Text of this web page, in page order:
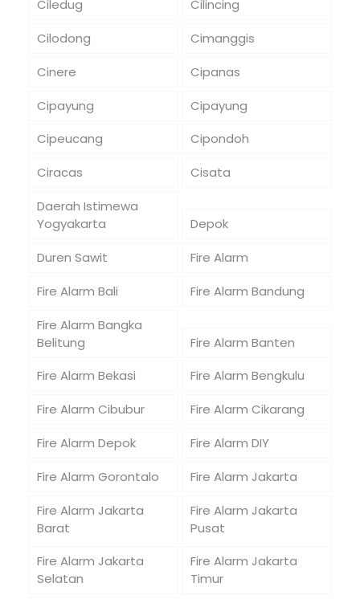
Ciledug
Cilincing
Cilodong
Cimanggis
Cinere
Cipanas
Cipayung
Cipayung
Cipeucang
Cipondoh
Ciracas
Cisata
Daerah Istimewa
Yogyakarta
Depok
Duren Sawit
Fire Alarm
Fire Alarm Bali
Fire Alarm Bandung
Fire Alarm Bangka
Belitung
Fire Alarm Banten
Fire Alarm Bekasi
Fire Alarm Bengkulu
Fire Alarm Cibubur
Fire Alarm Cikarang
Fire Alarm Depok
Fire Alarm DIY
Fire Alarm Gorontalo
Fire Alarm Jakarta
Fire Alarm Jakarta
Barat
Fire Alarm Jakarta
Pusat
Fire Alarm Jakarta
Selatan
Fire Alarm Jakarta
Timur